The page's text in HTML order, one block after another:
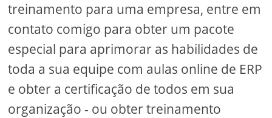
treinamento para uma empresa, entre em
contato comigo para obter um pacote
especial para aprimorar as habilidades de
toda a sua equipe com aulas online de ERP
e obter a certificação de todos em sua
organização - ou obter treinamento